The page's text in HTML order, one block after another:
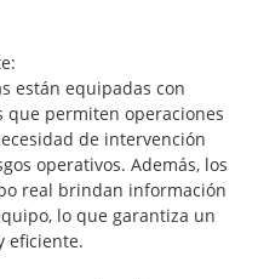
están equipadas con
permiten operaciones
de intervención
operativos. Además, los
real brindan información
lo que garantiza un
eficiente.